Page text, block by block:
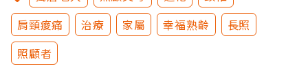
肩頸痠痛
治療 家屬 幸福熟齡
長照
照顧者